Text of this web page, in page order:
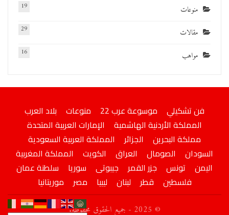
منوعات 19
مقالات 29
مواهب 16
فن تشكيلي موسوعة عرب 22 منوعات
بلاد العرب
المملكة الأردنية الهاشمية
الإمارات العربية المتحدة
مملكة البحرين
الجزائر
المملكة العربية السعودية
السودان
الصومال العراق الكويت
المملكة المغربية
اليمن
تونس جزر القمر جيبوتى سوريا
سلطنة عمان
فلسطين
قطر لبنان ليبيا مصر موريتانيا
© 2025 - جميع الحقوق محفوظة.